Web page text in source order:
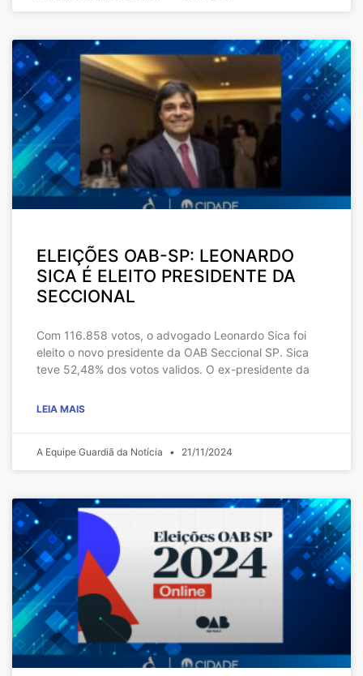
ELEIÇÕES OAB-SP: LEONARDO
SICA É ELEITO PRESIDENTE DA
SECCIONAL
Com 116.858 votos, o advogado Leonardo Sica foi
eleito o novo presidente da OAB Seccional SP. Sica
teve 52,48% dos votos validos. O ex-presidente da
LEIA MAIS
A Equipe Guardiã da Notícia 21/11/2024